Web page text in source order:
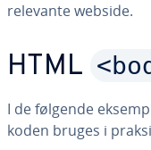
relevante webside.
HTML
I de følgende
koden bruges i